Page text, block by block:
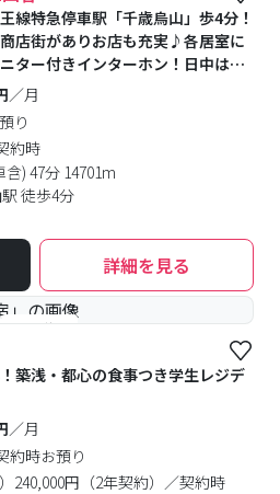
線特急停車駅「千歳烏山」歩4分！
店街がありお店も充実♪各居室に
ター付きインターホン！日中は管
ピアノ室、防音室、カンファレン
ース)もあります
／月
り
約時
) 47分 14701m
徒歩4分
詳細を見る
#空室待ち
築浅・都心の食事つき学生レジデ
／月
約時お預り
240,000円（2年契約）／契約時